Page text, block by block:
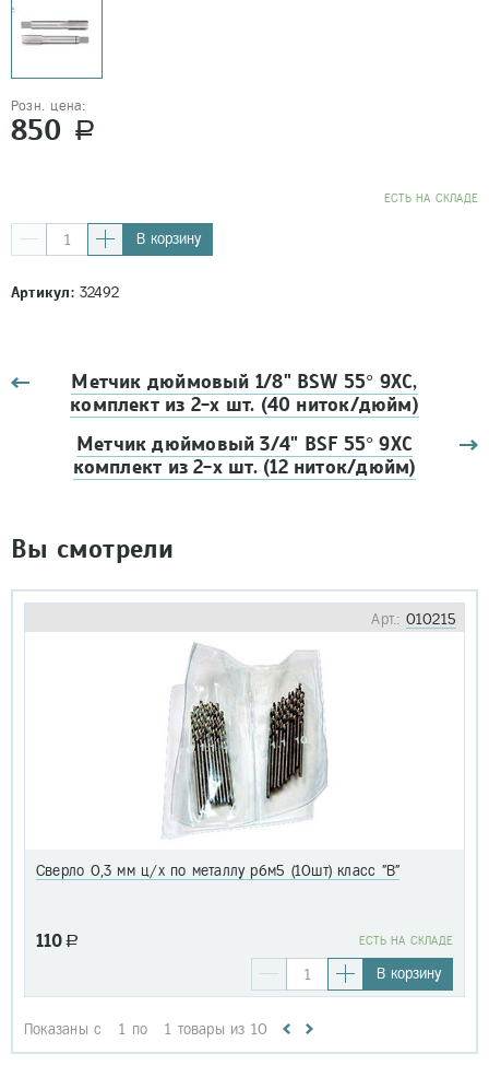
Розн. цена:
850 a
EСТЬ НА СКЛАДЕ
В корзину
Артикул:32492
Метчик дюймовый 1/8" BSW 55° 9ХС,
комплект из 2-х шт. (40 ниток/дюйм)
Метчик дюймовый 3/4" BSF 55° 9ХС
комплект из 2-х шт. (12 ниток/дюйм)
Вы смотрели
Арт.: 010215
Сверло 0,3 мм ц/х по металлу р6м5 (10шт) класс "В"
110 a EСТЬ НА СКЛАДЕ
В корзину
Показаны с 1 по 1 товары из 10